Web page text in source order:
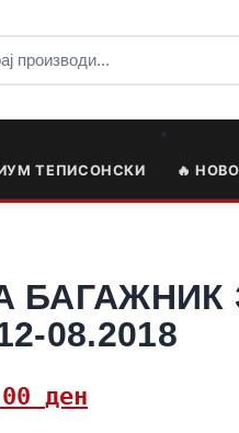
ТЕПИСОНСКИ 🔥 НОВО
БАГАЖНИК
08.2018
ден